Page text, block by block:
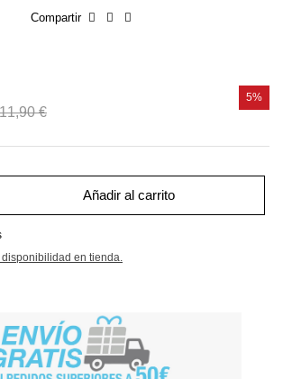
Compartir
11,90 €
5%
Añadir al carrito
en tienda.